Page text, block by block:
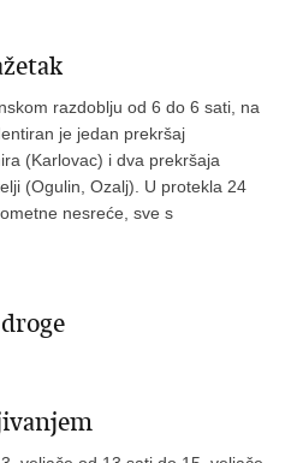
razdoblju od 6 do 6 sati, na
je jedan prekršaj
(Karlovac) i dva prekršaja
(Ogulin, Ozalj). U protekla 24
nesreće, sve s